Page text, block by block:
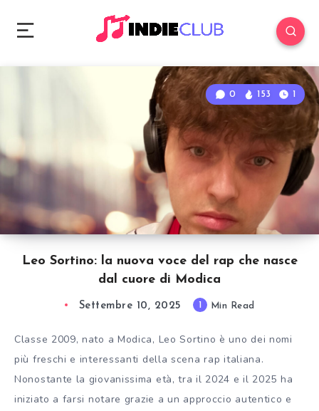
Leo Sortino: la nuova voce del rap che nasce
dal cuore di Modica
0 153 1
Settembre 10, 2025 Min Read
Classe 2009, nato a Modica, Leo Sortino è uno dei nomi
più freschi e interessanti della scena rap italiana.
Nonostante la giovanissima età, tra il 2024 e il 2025 ha
iniziato a farsi notare grazie a un approccio autentico e